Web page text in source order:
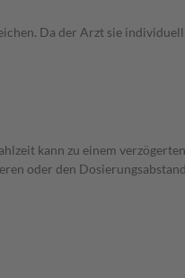
Da der Arzt sie
kann zu einem
oder den